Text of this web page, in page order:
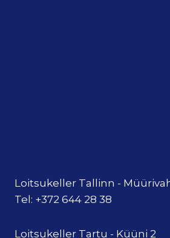
Loitsukeller Tallinn -
Tel: +372 644 28 38
Loitsukeller Tartu - Küüni 2